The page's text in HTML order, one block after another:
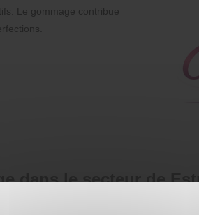
Le gommage contribue
dans le secteur de